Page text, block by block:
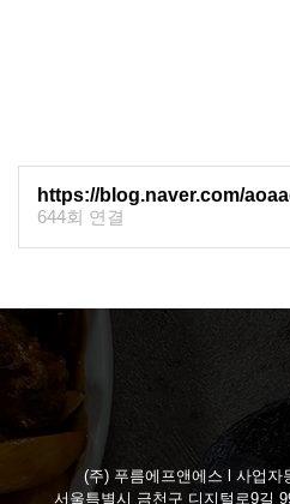
https://blog.naver.com/
644회 연결
(주) 푸름에프앤에스 l 사업자
서울특별시 금천구 디지털로9길